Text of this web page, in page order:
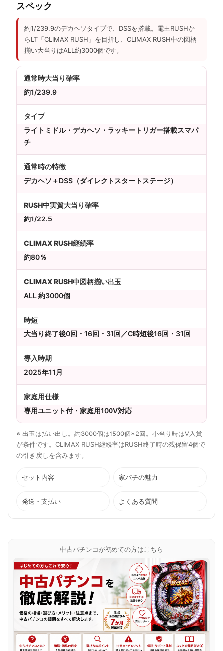
スペック
約1/239.9のデカヘソタイプで、DSSを搭載。電王RUSHか
らLT「CLIMAX RUSH」を目指し、CLIMAX RUSH中の図柄
揃い大当りはALL約3000個です。
通常時大当り確率
約1/239.9
タイプ
ライトミドル・デカヘソ・ラッキートリガー搭載スマパ
チ
通常時の特徴
デカヘソ＋DSS（ダイレクトスタートステージ）
RUSH中実質大当り確率
約1/22.5
CLIMAX RUSH継続率
約80％
CLIMAX RUSH中図柄揃い出玉
ALL 約3000個
時短
大当り終了後0回・16回・31回／C時短後16回・31回
導入時期
2025年11月
家庭用仕様
専用ユニット付・家庭用100V対応
※ 出玉は払い出し。約3000個は1500個×2回。小当り時はV入賞
が条件です。CLIMAX RUSH継続率はRUSH終了時の残保留4個で
の引き戻しを含みます。
セット内容 家パチの魅力
発送・支払い よくある質問
中古パチンコが初めての方はこちら